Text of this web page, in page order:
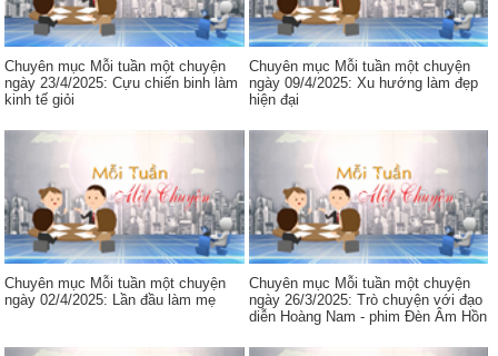
Chuyên mục Mỗi tuần một chuyện
ngày 23/4/2025: Cựu chiến binh làm
kinh tế giỏi
Chuyên mục Mỗi tuần một chuyện
ngày 09/4/2025: Xu hướng làm đẹp
hiện đại
Chuyên mục Mỗi tuần một chuyện
ngày 02/4/2025: Lần đầu làm mẹ
Chuyên mục Mỗi tuần một chuyện
ngày 26/3/2025: Trò chuyện với đạo
diễn Hoàng Nam - phim Đèn Âm Hồn